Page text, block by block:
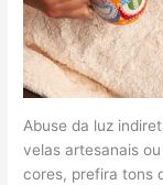
Abuse da luz
velas artesanais
cores, prefira tons